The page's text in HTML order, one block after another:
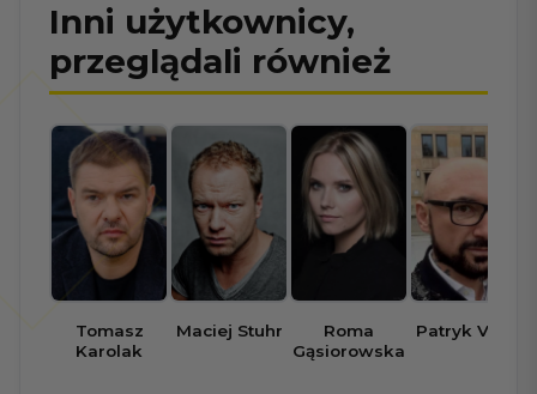
Inni użytkownicy,
przeglądali również
Tomasz
Karolak
Maciej Stuhr
Roma
Gąsiorowska
Patryk Vega